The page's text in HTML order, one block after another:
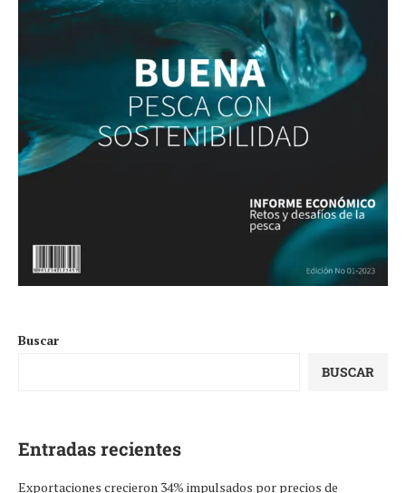
Buscar
BUSCAR
Entradas recientes
Exportaciones crecieron 34% impulsados por precios de